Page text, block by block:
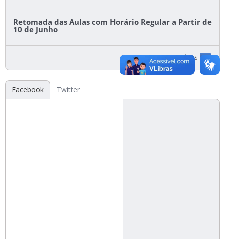
Retomada das Aulas com Horário Regular a Partir de
10 de Junho
ACESSE A LISTA DE NOTÍCIAS
Facebook Twitter